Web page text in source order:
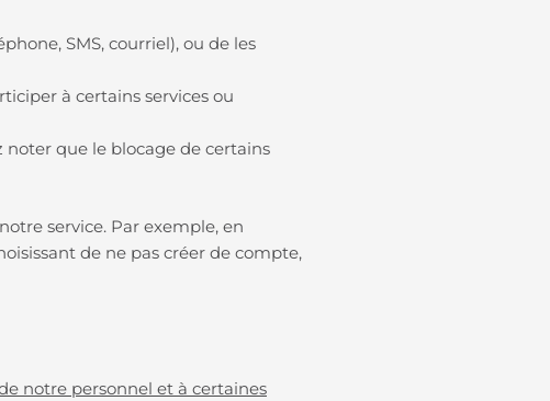
SMS, courriel), ou de les
à certains services ou
noter que le blocage de certains
service. Par exemple, en
de ne pas créer de compte,
notre personnel et à certaines